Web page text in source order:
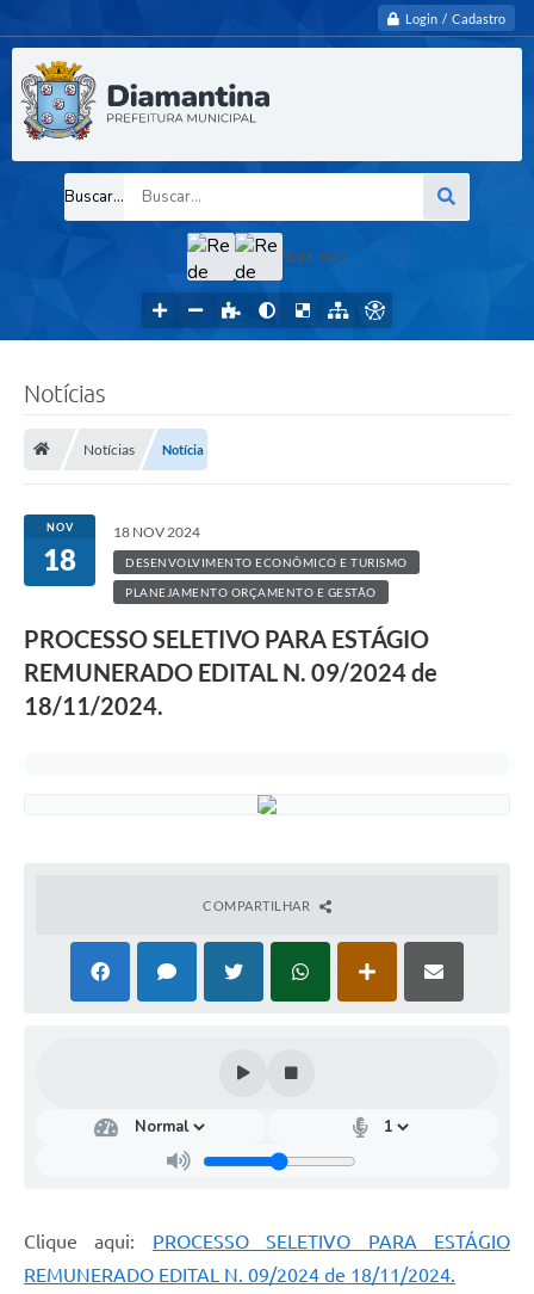
Login / Cadastro
Buscar...
Siga-nos
Notícias
Notícias Notícia
NOV
18
18 NOV 2024
DESENVOLVIMENTO ECONÔMICO E TURISMO
PLANEJAMENTO ORÇAMENTO E GESTÃO
PROCESSO SELETIVO PARA ESTÁGIO
REMUNERADO EDITAL N. 09/2024 de
18/11/2024.
COMPARTILHAR
Clique aqui: PROCESSO SELETIVO PARA ESTÁGIO
REMUNERADO EDITAL N. 09/2024 de 18/11/2024.